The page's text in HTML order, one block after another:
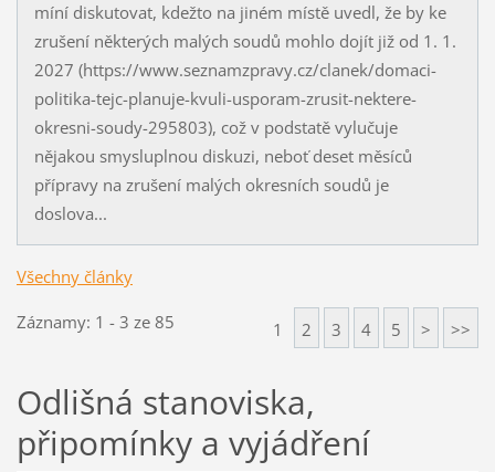
míní diskutovat, kdežto na jiném místě uvedl, že by ke
zrušení některých malých soudů mohlo dojít již od 1. 1.
2027 (https://www.seznamzpravy.cz/clanek/domaci-
politika-tejc-planuje-kvuli-usporam-zrusit-nektere-
okresni-soudy-295803), což v podstatě vylučuje
nějakou smysluplnou diskuzi, neboť deset měsíců
přípravy na zrušení malých okresních soudů je
doslova...
Všechny články
Záznamy: 1 - 3 ze 85 1 2 3 4 5 > >>
Odlišná stanoviska,
připomínky a vyjádření